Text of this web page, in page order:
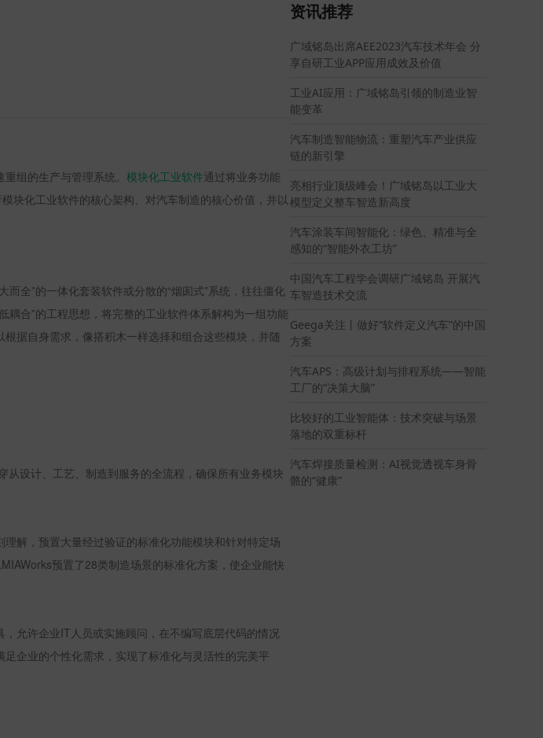
组的生产与管理系统。 模块化工业软件通过将业务功能
块化工业软件的核心架构、对汽车制造的核心价值，并以
全”的一体化套装软件或分散的“烟囱式”系统，往往僵化
合”的工程思想，将完整的工业软件体系解构为一组功能
据自身需求，像搭积木一样选择和组合这些模块，并随
从设计、工艺、制造到服务的全流程，确保所有业务模块
解，预置大量经过验证的标准化功能模块和针对特定场
预置了28类制造场景的标准化方案，使企业能快
，允许企业IT 人员或实施顾问，在不编写底层代码的情况
企业的个性化需求，实现了标准化与灵活性的完美平
资讯推荐
广域铭岛出席AEE2023汽车技术年会 分
享自研工业APP应用成效及价值
工业AI应用：广域铭岛引领的制造业智
能变革
汽车制造智能物流：重塑汽车产业供应
链的新引擎
亮相行业顶级峰会！广域铭岛以工业大
模型定义整车智造新高度
汽车涂装车间智能化：绿色、精准与全
感知的“智能外衣工坊”
中国汽车工程学会调研广域铭岛 开展汽
车智造技术交流
Geega关注丨做好“软件定义汽车”的中国
方案
汽车APS：高级计划与排程系统——智能
工厂的“决策大脑”
比较好的工业智能体：技术突破与场景
落地的双重标杆
汽车焊接质量检测：AI视觉透视车身骨
骼的“健康”